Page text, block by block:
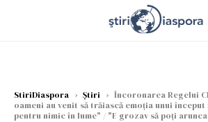
StiriDiaspora › Știri › Încoronarea Regelui
oameni au venit să trăiască emoția unui
pentru nimic în lume" / "E grozav să poţi